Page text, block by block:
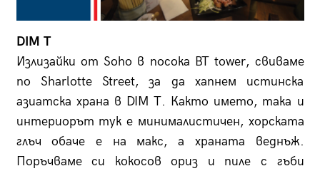
DIM T
Излизайки от Soho в посока BT tower, свиваме
по Sharlotte Street, за да хапнем истинска
азиатска храна в DIM T. Както името, така и
интериорът тук е минималистичен, хорската
глъч обаче е на макс, а храната веднъж.
Поръчваме си кокосов ориз и пиле с гъби